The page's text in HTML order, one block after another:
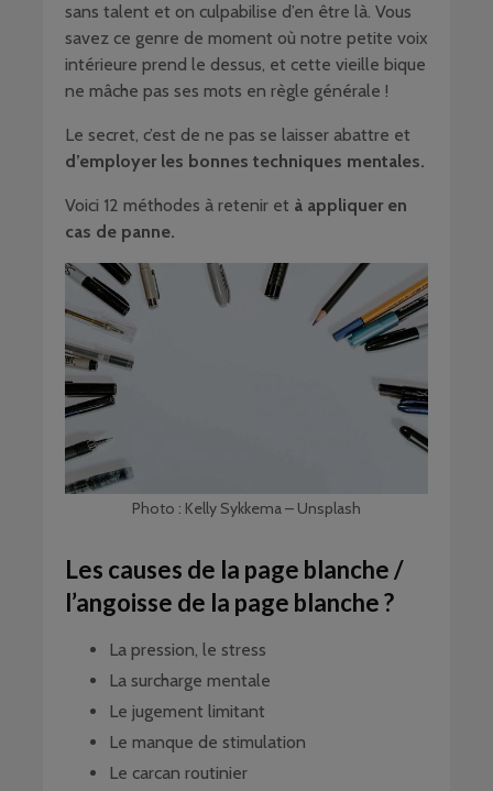
sans talent et on culpabilise d’en être là. Vous
savez ce genre de moment où notre petite voix
intérieure prend le dessus, et cette vieille bique
ne mâche pas ses mots en règle générale !
Le secret, c’est de ne pas se laisser abattre et
d’employer les bonnes techniques mentales.
Voici 12 méthodes à retenir et à appliquer en
cas de panne.
Photo : Kelly Sykkema – Unsplash
Les causes de la page blanche /
l’angoisse de la page blanche ?
La pression, le stress
La surcharge mentale
Le jugement limitant
Le manque de stimulation
Le carcan routinier